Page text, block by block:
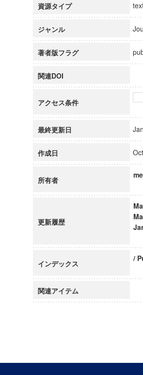
資源タイプ
ジャンル
著者版フラグ
関連DOI
アクセス条件
最終更新日
作成日
所有者
更新履歴
インデックス
/
関連アイテム